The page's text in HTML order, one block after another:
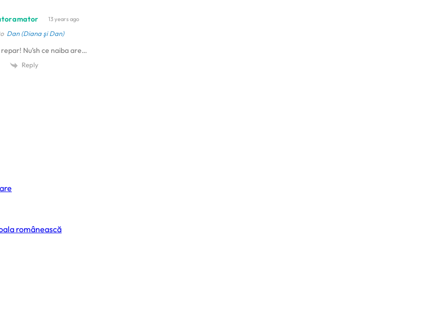
13 years ago
Dan (Diana şi Dan)
Nu’sh ce naiba are…
Reply
românească